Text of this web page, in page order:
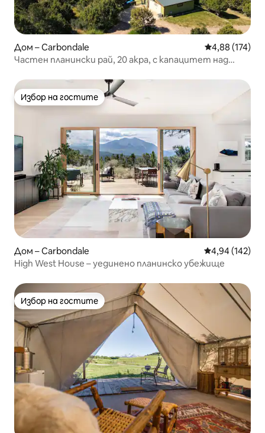
Дом – Carbondale Средна
4,88 (174)
Частен планински рай, 20 акра, с капацитет над
Избор на гостите
Избор на гостите
Дом – Carbondale Средна
4,94 (142)
High West House – уединено планинско убежище
Избор на гостите
Избор на гостите